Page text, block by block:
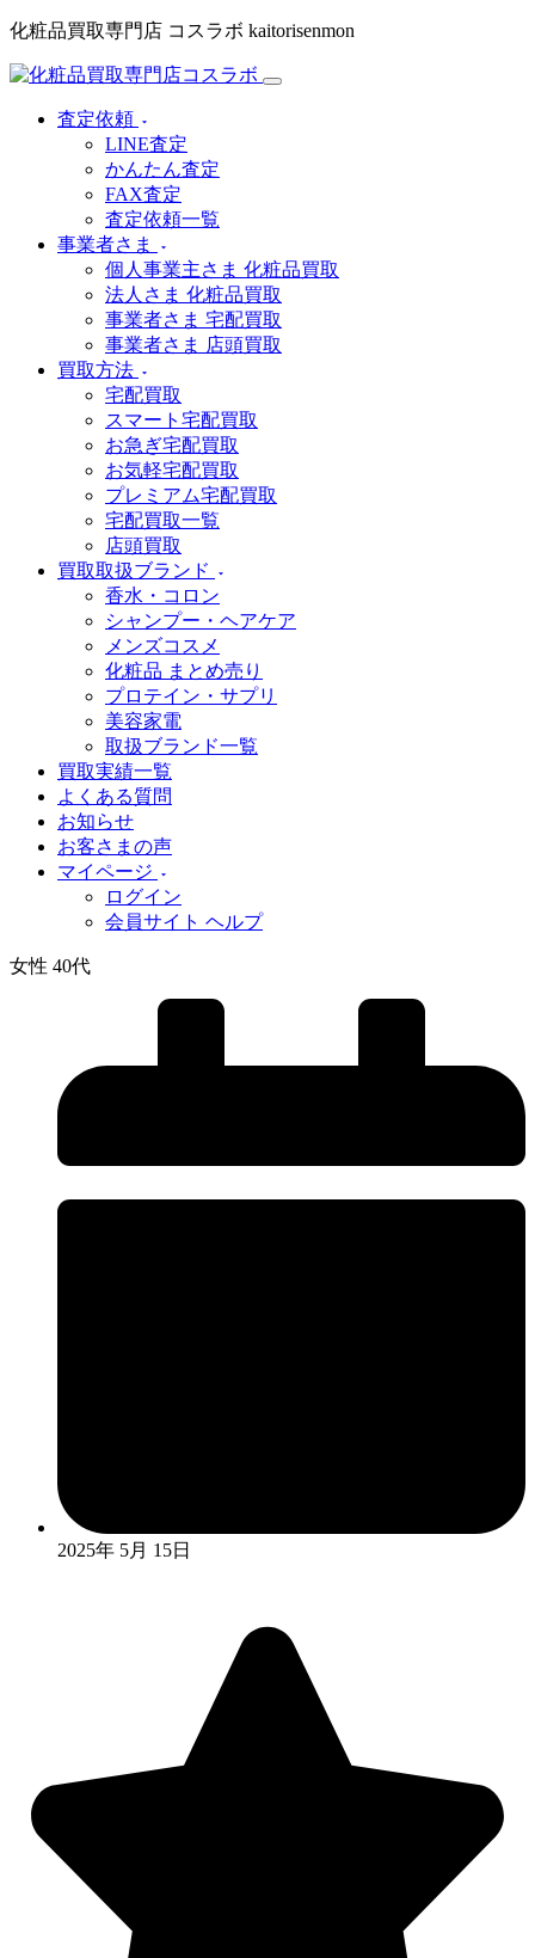
化粧品買取専門店 コスラボ kaitorisenmon
査定依頼
LINE査定
かんたん査定
FAX査定
査定依頼一覧
事業者さま
個人事業主さま 化粧品買取
法人さま 化粧品買取
事業者さま 宅配買取
事業者さま 店頭買取
買取方法
宅配買取
スマート宅配買取
お急ぎ宅配買取
お気軽宅配買取
プレミアム宅配買取
宅配買取一覧
店頭買取
買取取扱ブランド
香水・コロン
シャンプー・ヘアケア
メンズコスメ
化粧品 まとめ売り
プロテイン・サプリ
美容家電
取扱ブランド一覧
買取実績一覧
よくある質問
お知らせ
お客さまの声
マイページ
ログイン
会員サイト ヘルプ
女性 40代
2025年 5月 15日